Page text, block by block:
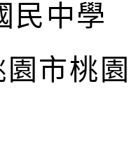
民中學
市桃